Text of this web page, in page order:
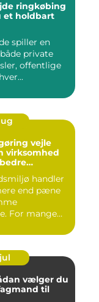
ringkøbing
et holdbart
spiller en
private
offentlige
vejle
virksomhed
handler
end pæne
For mange
vælger du
til